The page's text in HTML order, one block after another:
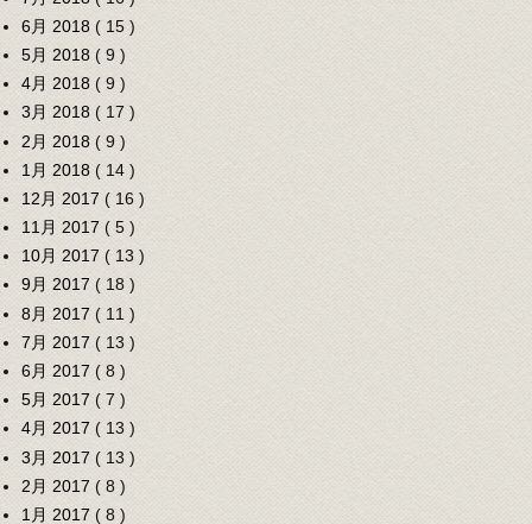
6月 2018 ( 15 )
5月 2018 ( 9 )
4月 2018 ( 9 )
3月 2018 ( 17 )
2月 2018 ( 9 )
1月 2018 ( 14 )
12月 2017 ( 16 )
11月 2017 ( 5 )
10月 2017 ( 13 )
9月 2017 ( 18 )
8月 2017 ( 11 )
7月 2017 ( 13 )
6月 2017 ( 8 )
5月 2017 ( 7 )
4月 2017 ( 13 )
3月 2017 ( 13 )
2月 2017 ( 8 )
1月 2017 ( 8 )